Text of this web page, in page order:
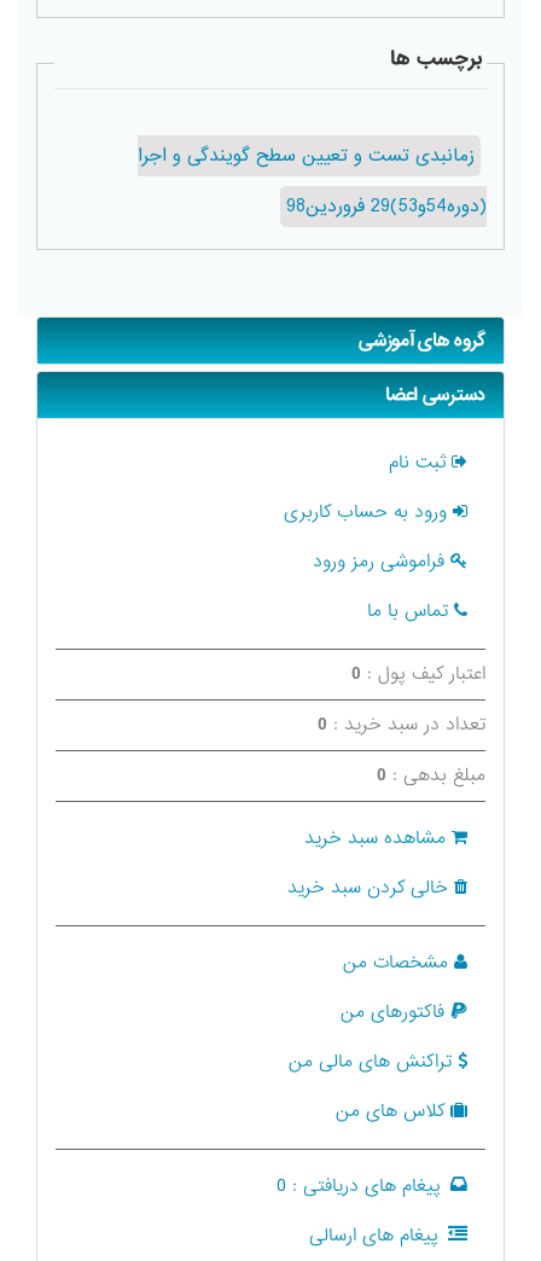
برچسب ها
زمانبدی تست و تعیین سطح گویندگی و اجرا
(دوره54و53)29 فروردین98
گروه های آموزشی
دسترسی اعضا
ثبت نام
ورود به حساب کاربری
فراموشی رمز ورود
تماس با ما
اعتبار کیف پول : 0
تعداد در سبد خرید : 0
مبلغ بدهی : 0
مشاهده سبد خرید
خالی کردن سبد خرید
مشخصات من
فاکتورهای من
تراکنش های مالی من
کلاس های من
پیغام های دریافتی : 0
پیغام های ارسالی